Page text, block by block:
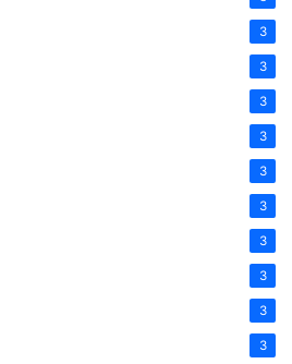
3
3
3
3
3
3
3
3
3
3